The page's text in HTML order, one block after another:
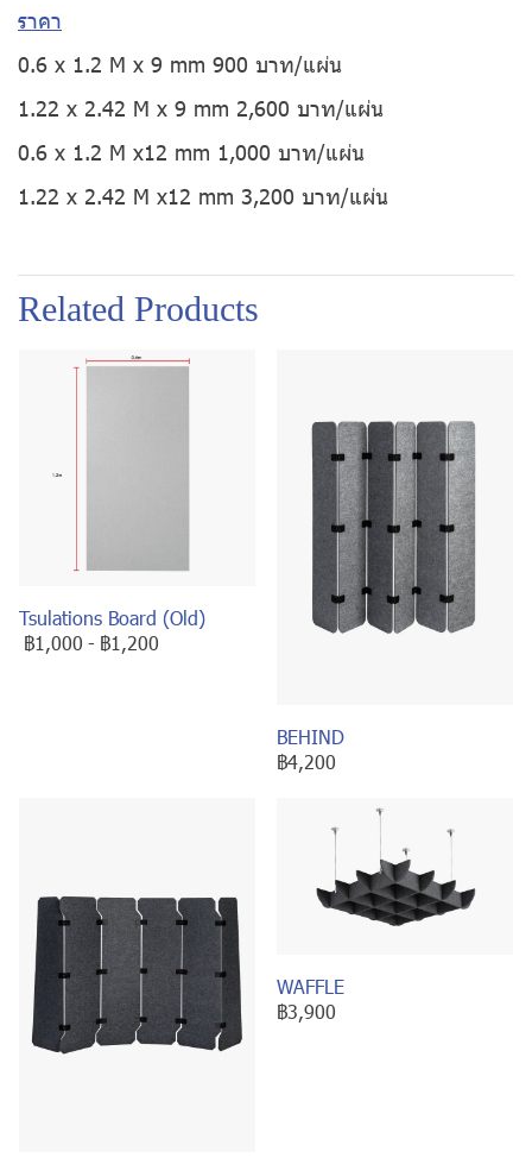
ราคา
0.6 x 1.2 M x 9 mm 900 บาท/แผ่น
1.22 x 2.42 M x 9 mm 2,600 บาท/แผ่น
0.6 x 1.2 M x12 mm 1,000 บาท/แผ่น
1.22 x 2.42 M x12 mm 3,200 บาท/แผ่น
Related Products
Tsulations Board (Old)
฿1,000 - ฿1,200
BEHIND
฿4,200
WAFFLE
฿3,900